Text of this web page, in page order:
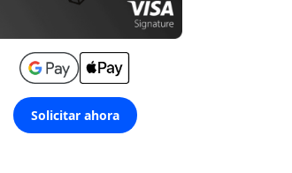
Solicitar ahora